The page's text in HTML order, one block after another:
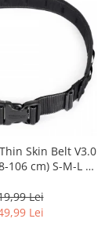
Skin Belt V3.0
106 cm) S-M-L -
Lei
Lei